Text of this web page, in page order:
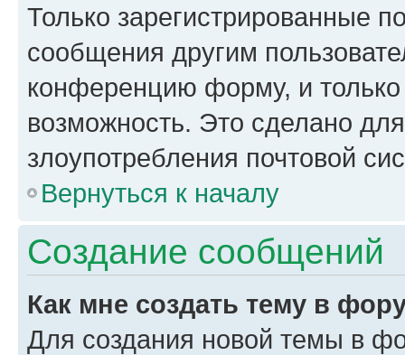
Только зарегистрированные
сообщения другим
конференцию форму, и
возможность. Это сделано
злоупотребления почтовой
Вернуться к началу
Создание сообщений
Как мне создать тему в
Для создания новой темы в